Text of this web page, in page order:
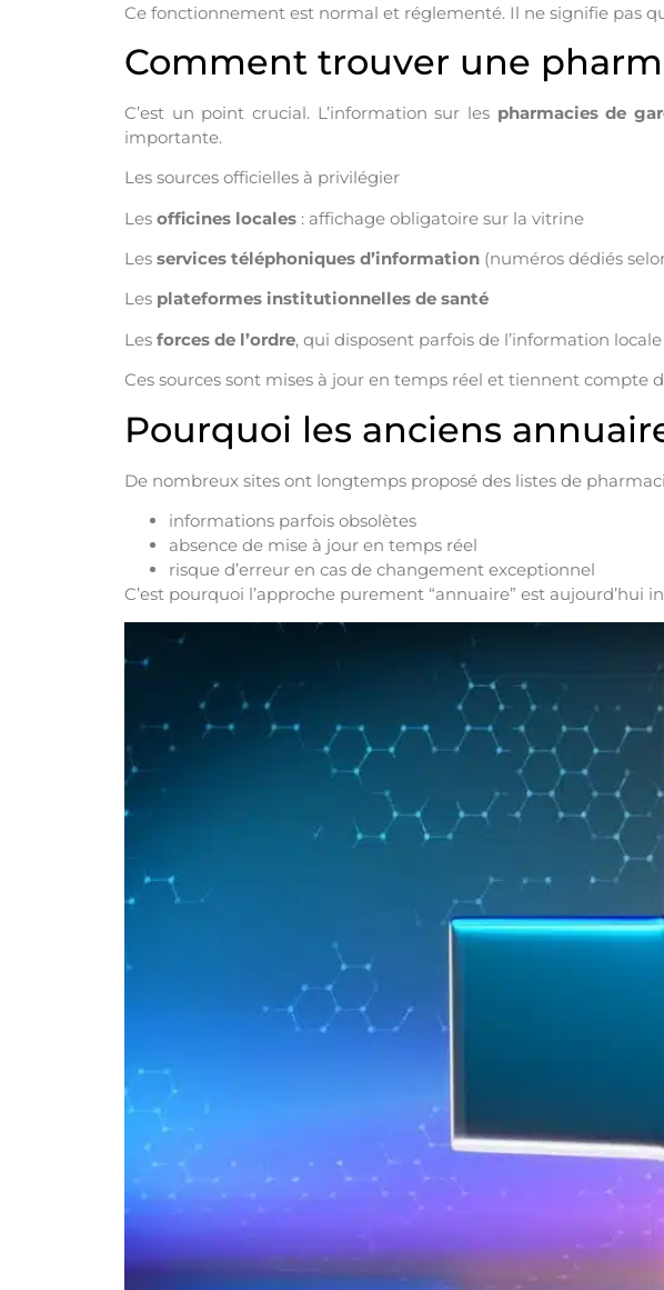
Ce fonctionnement est normal et réglementé. Il ne signifie pas
Comment trouver une
C’est un point crucial. L’information sur les pharmacies de
importante.
Les sources officielles à privilégier
Les officines locales : affichage obligatoire sur la vitrine
Les services téléphoniques d’information (numéros dédiés
Les plateformes institutionnelles de santé
Les forces de l’ordre, qui disposent parfois de l’information locale
Ces sources sont mises à jour en temps réel et tiennent
Pourquoi les anciens
De nombreux sites ont longtemps proposé des listes de
informations parfois obsolètes
absence de mise à jour en temps réel
risque d’erreur en cas de changement exceptionnel
C’est pourquoi l’approche purement “annuaire” est